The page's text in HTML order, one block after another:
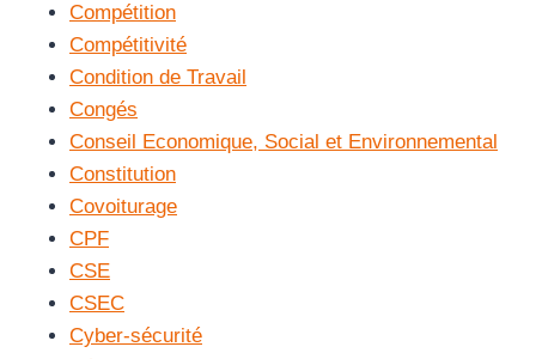
Compétition
Compétitivité
Condition de Travail
Congés
Conseil Economique, Social et Environnemental
Constitution
Covoiturage
CPF
CSE
CSEC
Cyber-sécurité